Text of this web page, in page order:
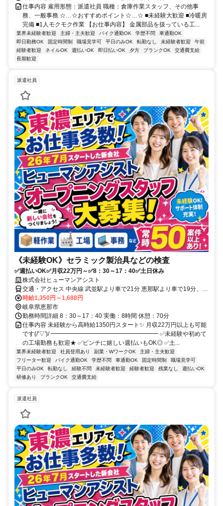
仕事内容 雇用形態：派遣社員 職種：倉庫作業スタッフ、その他事
務、一般事務 ☆…☆おすすめポイント☆…☆ ■未経験大歓迎 ■冷暖房
完備 ■1人モクモク作業 【お仕事内容】 金属部品を扱っている工...
業界未経験者歓迎 主婦・主夫歓迎 バイク通勤OK 学歴不問
車通勤OK
即日勤務OK
固定時間制 職場見学可 平日のみOK 転勤なし 未経験者歓迎
午前
経験者歓迎
ネイルOK 週払いOK 即日払いOK 夕方 ブランクOK
交通費支給
長期歓迎
派遣社員
《未経験OK》セラミック製治具などの検査
✅週払いOK✅月収22万円～✅8：30～17：40✅土日休み
株式会社ヒューマンアシスト
交通・アクセス 中央線 武並駅より車で21分 恵那駅より車で19分、明
知鉄道 岩村駅より車で3分（派遣先）
時給1,350円～1,688円
岐阜県恵那市
勤務時間詳細 8：30～17：40 実働：8時間 休憩：70分
仕事内容 未経験から高時給1350円スタート✨ 月収22万円以上も可能
です(/'▽')/ ━━━━━━━━━━━━━━━━━━ ✅未経験や初めて
の工場勤務も歓迎★ ✅ピンチに嬉しい週払いもOK◎ ✅土...
業界未経験者歓迎 社員登用あり 副業・WワークOK
主婦・主夫歓迎
フリーター歓迎
バイク通勤OK 学歴不問 車通勤OK 固定時間制
職場見学可
平日のみOK
転勤なし 経験不問 未経験者歓迎 経験者歓迎 残業なし
週払いOK
研修あり
ブランクOK 交通費支給
派遣社員